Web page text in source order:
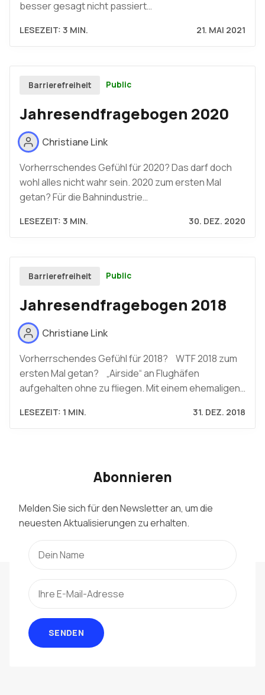
besser gesagt nicht passiert…
LESEZEIT: 3 MIN. 21. MAI 2021
Barrierefreiheit Public
Jahresendfragebogen 2020
Christiane Link
Vorherrschendes Gefühl für 2020? Das darf doch
wohl alles nicht wahr sein. 2020 zum ersten Mal
getan? Für die Bahnindustrie…
LESEZEIT: 3 MIN. 30. DEZ. 2020
Barrierefreiheit Public
Jahresendfragebogen 2018
Christiane Link
Vorherrschendes Gefühl für 2018? WTF 2018 zum
ersten Mal getan? „Airside“ an Flughäfen
aufgehalten ohne zu fliegen. Mit einem ehemaligen…
LESEZEIT: 1 MIN. 31. DEZ. 2018
Abonnieren
Melden Sie sich für den Newsletter an, um die
neuesten Aktualisierungen zu erhalten.
SENDEN